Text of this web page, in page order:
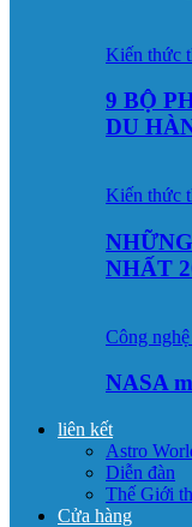
Kiến thức
9 BỘ
DU
Kiến thức
NHẤT
Công
NASA
liên kết
Astro
Diễn đàn
Thế Giới
Cửa hàng